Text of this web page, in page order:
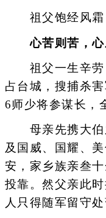
祖父饱经风霜
心苦则苦，心
祖父一生辛劳
占台城，搜捕杀
6师少将参谋长，
母亲先携大伯
及国威、国耀、
安，家乡族亲叁
投靠。然父亲此
人只得随军留守处